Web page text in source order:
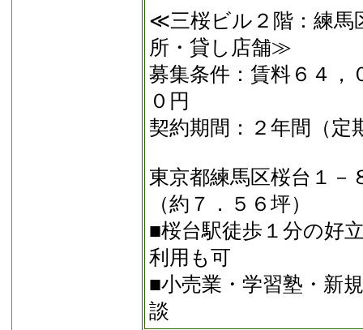
≪三桜ビル２階：練
所・貸し店舗≫
募集条件：賃料６４
０円
契約期間：２年間（
東京都練馬区桜台１
（約７．５６坪）
■桜台駅徒歩１分の好
利用も可
■小売業・学習塾・新
談